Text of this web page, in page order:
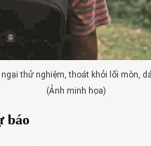
ngại thử nghiệm, thoát khỏi lối mòn,
(Ảnh minh họa)
báo